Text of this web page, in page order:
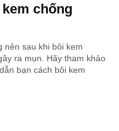
chống
nên sau khi bôi kem
ra mụn. Hãy tham khảo
bạn cách bôi kem